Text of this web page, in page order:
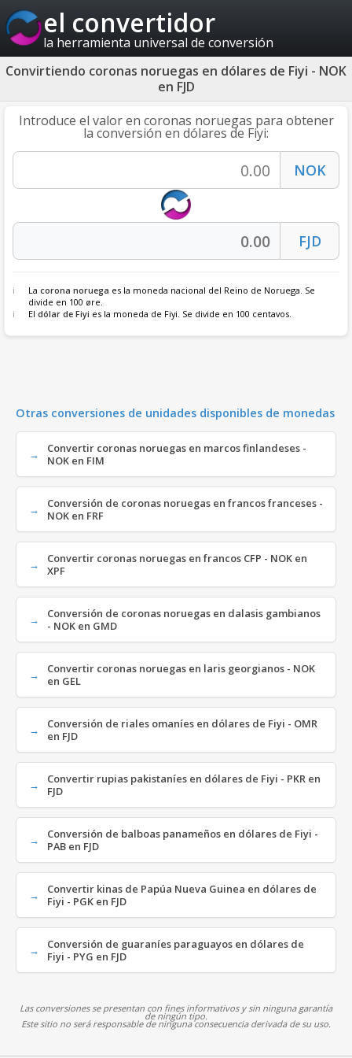
el convertidor
la herramienta universal de conversión
Convirtiendo coronas noruegas en dólares de Fiyi - NOK
en FJD
Introduce el valor en coronas noruegas para obtener
la conversión en dólares de Fiyi:
La corona noruega es la moneda nacional del Reino de Noruega. Se
divide en 100 øre.
El dólar de Fiyi es la moneda de Fiyi. Se divide en 100 centavos.
Otras conversiones de unidades disponibles de monedas
Convertir coronas noruegas en marcos finlandeses -
NOK en FIM
Conversión de coronas noruegas en francos franceses -
NOK en FRF
Convertir coronas noruegas en francos CFP - NOK en
XPF
Conversión de coronas noruegas en dalasis gambianos
- NOK en GMD
Convertir coronas noruegas en laris georgianos - NOK
en GEL
Conversión de riales omaníes en dólares de Fiyi - OMR
en FJD
Convertir rupias pakistaníes en dólares de Fiyi - PKR en
FJD
Conversión de balboas panameños en dólares de Fiyi -
PAB en FJD
Convertir kinas de Papúa Nueva Guinea en dólares de
Fiyi - PGK en FJD
Conversión de guaraníes paraguayos en dólares de
Fiyi - PYG en FJD
Las conversiones se presentan con fines informativos y sin ninguna garantía
de ningún tipo.
Este sitio no será responsable de ninguna consecuencia derivada de su uso.